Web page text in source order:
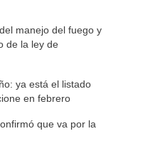
manejo del fuego y
de la ley de
ya está el listado
en febrero
que va por la